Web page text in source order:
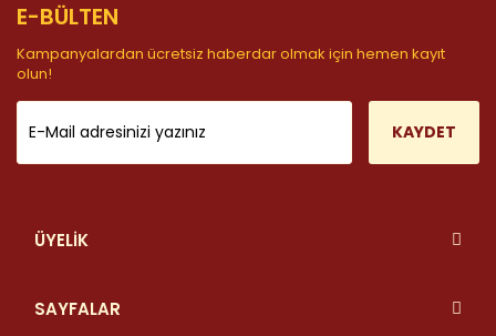
E-BÜLTEN
Kampanyalardan ücretsiz haberdar olmak için hemen kayıt
olun!
KAYDET
ÜYELİK
SAYFALAR